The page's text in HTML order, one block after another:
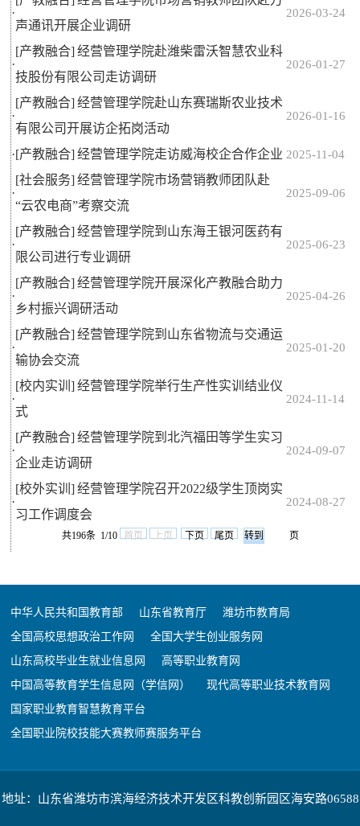
·
声通讯开展企业调研
2026-03-24
·
[产教融合] 经营管理学院赴潍柴雷沃智慧农业科
技股份有限公司走访调研
2026-01-27
·
[产教融合] 经营管理学院赴山东赛瑞斯农业技术
有限公司开展访企拓岗活动
2026-01-16
·[产教融合] 经营管理学院走访威海校企合作企业 2025-11-04
·
[社会服务] 经营管理学院市场营销教师团队赴
“云农电商”考察交流
2025-09-06
·
[产教融合] 经营管理学院到山东海王银河医药有
限公司进行专业调研
2025-06-23
·
[产教融合] 经营管理学院开展深化产教融合助力
乡村振兴调研活动
2025-04-26
·
[产教融合] 经营管理学院到山东省物流与交通运
输协会交流
2025-01-20
·
[校内实训] 经营管理学院举行生产性实训结业仪
式
2024-11-14
·
[产教融合] 经营管理学院到北汽福田等学生实习
企业走访调研
2024-09-07
·
[校外实训] 经营管理学院召开2022级学生顶岗实
习工作调度会
2024-08-27
共196条 1/10 首页 上页 下页 尾页 页
中华人民共和国教育部 山东省教育厅
潍坊市教育局
全国高校思想政治工作网
全国大学生创业服务网
山东高校毕业生就业信息网
高等职业教育网
中国高等教育学生信息网（学信网）
现代高等职业技术教育网
国家职业教育智慧教育平台
全国职业院校技能大赛教师赛服务平台
地址：山东省潍坊市滨海经济技术开发区科教创新园区海安路06588